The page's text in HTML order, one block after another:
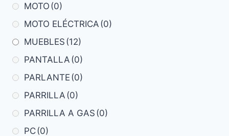
MOTO (0)
MOTO ELÉCTRICA (0)
MUEBLES (12)
PANTALLA (0)
PARLANTE (0)
PARRILLA (0)
PARRILLA A GAS (0)
PC(0)